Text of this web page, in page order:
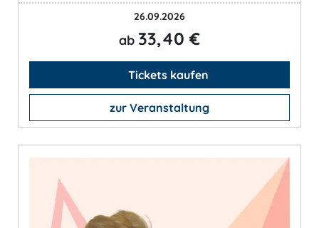
26.09.2026
ab 33,40 €
Tickets kaufen
zur Veranstaltung